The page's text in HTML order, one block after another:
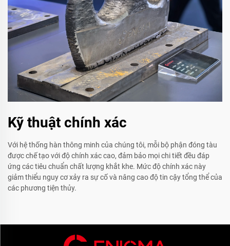
Kỹ thuật chính xác
Với hệ thống hàn thông minh của chúng tôi, mỗi bộ phận đóng tàu
được chế tạo với độ chính xác cao, đảm bảo mọi chi tiết đều đáp
ứng các tiêu chuẩn chất lượng khắt khe. Mức độ chính xác này
giảm thiểu nguy cơ xảy ra sự cố và nâng cao độ tin cậy tổng thể của
các phương tiện thủy.